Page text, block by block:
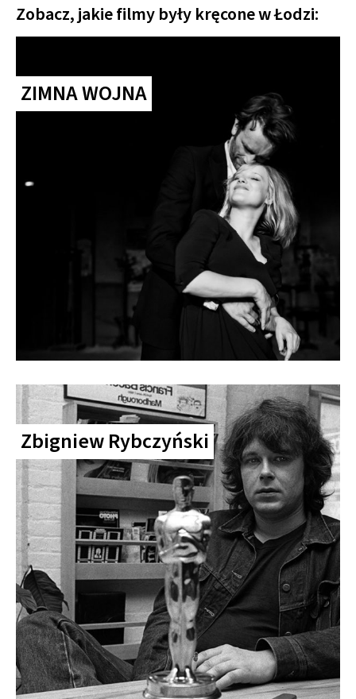
Zobacz, jakie filmy były kręcone w Łodzi:
ZIMNA WOJNA
Zbigniew Rybczyński